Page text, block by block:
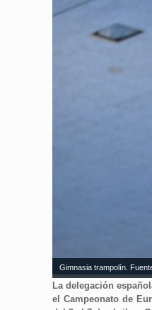
Gimnasia trampolín.
La delegación
el Campeonato de